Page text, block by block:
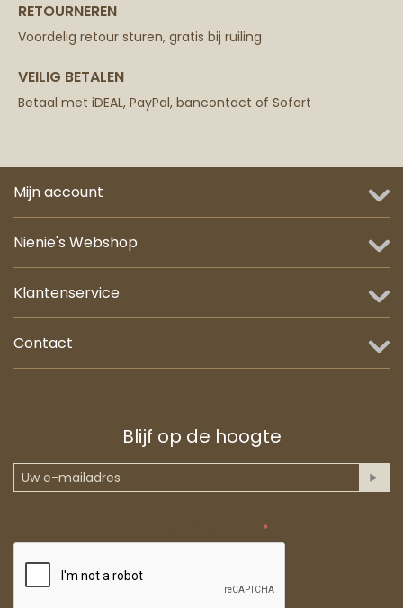
RETOURNEREN
Voordelig retour sturen, gratis bij ruiling
VEILIG BETALEN
Betaal met iDEAL, PayPal, bancontact of Sofort
Mijn account
Nienie's Webshop
Klantenservice
Contact
Blijf op de hoogte